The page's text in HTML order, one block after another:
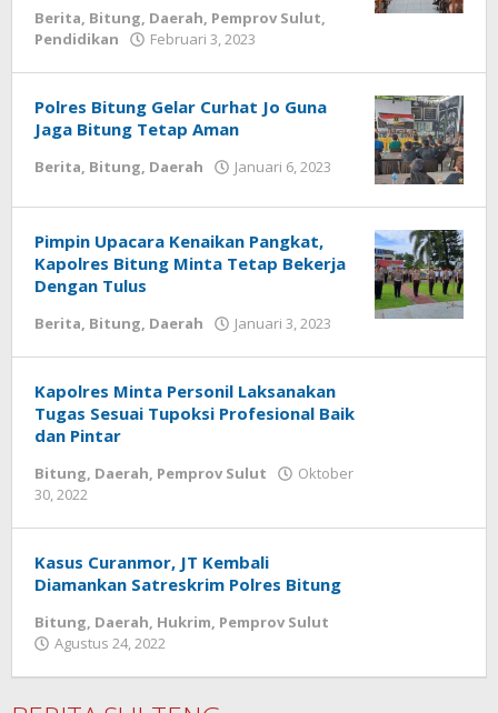
Berita, Bitung, Daerah, Pemprov Sulut,
Pendidikan
Februari 3, 2023
Polres Bitung Gelar Curhat Jo Guna
Jaga Bitung Tetap Aman
Berita, Bitung, Daerah Januari 6, 2023
oleh
Wesly
Tamasiro
Pimpin Upacara Kenaikan Pangkat,
Kapolres Bitung Minta Tetap Bekerja
Dengan Tulus
Berita, Bitung, Daerah Januari 3, 2023
oleh
Kapolres Minta Personil Laksanakan
Tugas Sesuai Tupoksi Profesional Baik
dan Pintar
Bitung, Daerah, Pemprov Sulut
Oktober
30, 2022
Kasus Curanmor, JT Kembali
Diamankan Satreskrim Polres Bitung
Bitung, Daerah, Hukrim, Pemprov Sulut
Agustus 24, 2022